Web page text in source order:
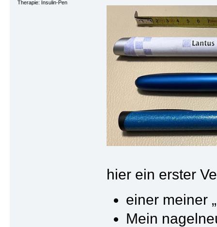
Therapie: Insulin-Pen
hier ein erster
einer meiner
Mein